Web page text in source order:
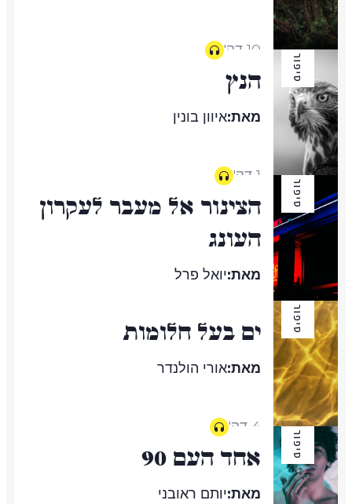
10 דק'
סיפור הנץ
מאת:איוון בונין
1 דק'
סיפור
הצינור אל מעבר לעקרון
העונג
מאת:יואל פרל
25 דק' סיפור ים בעל חלומות
מאת:אורי הולנדר
4 דק'
סיפור אחד העם 90
מאת:יותם ראובני